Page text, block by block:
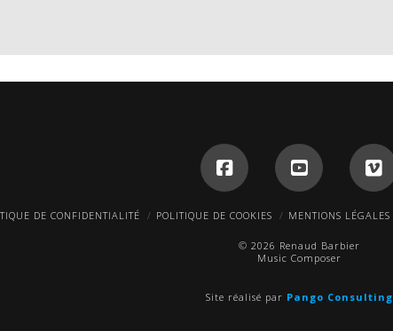
DE CONFIDENTIALITÉ POLITIQUE DE COOKIES MENTIONS LÉGALES
© 2026 Renaud Barbier
Music Composer
Site réalisé par Pango Consulting